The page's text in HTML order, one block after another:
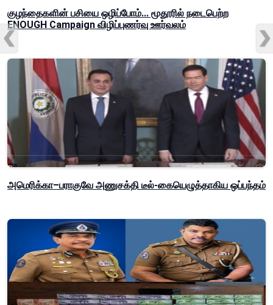
குழந்தைகளின் பசியை ஒழிப்போம்... மூதூரில் நடைபெற்ற
ENOUGH Campaign விழிப்புணர்வு ஊர்வலம்
அமெரிக்கா–பராகுவே அணுசக்தி டீல்-கையெழுத்தாகிய ஒப்பந்தம்